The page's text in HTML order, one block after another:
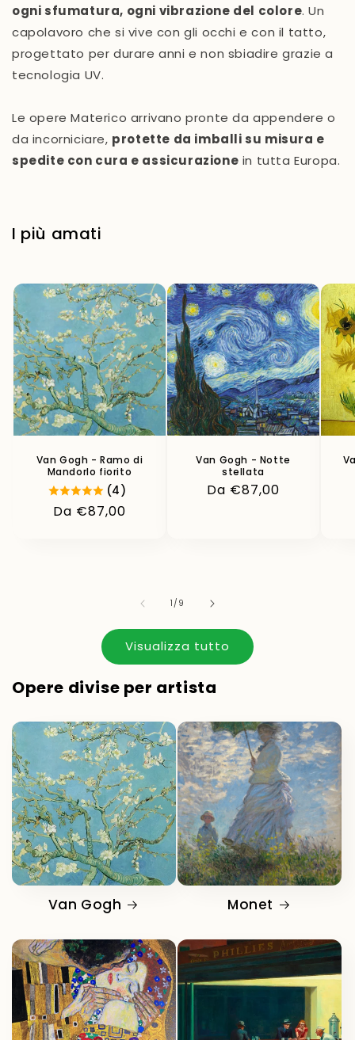
ogni sfumatura, ogni vibrazione del colore. Un
capolavoro che si vive con gli occhi e con il tatto,
progettato per durare anni e non sbiadire grazie a
tecnologia UV.
Le opere Materico arrivano pronte da appendere o
da incorniciare, protette da imballi su misura e
spedite con cura e assicurazione in tutta Europa.
I più amati
Van Gogh - Ramo di
Mandorlo fiorito
(4)
Prezzo
Da €87,00
Van Gogh - Notte
stellata
Prezzo
Da €87,00
1/su
9
Visualizza tutto
Opere divise per artista
Van Gogh Monet